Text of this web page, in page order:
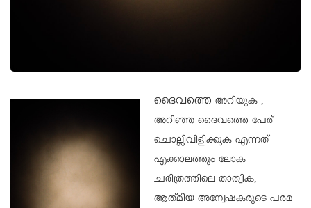
ദൈവത്തെ അറിയുക ,
അറിഞ്ഞ ദൈവത്തെ പേര്
ചൊല്ലിവിളിക്കുക എന്നത്
എക്കാലത്തും ലോക
ചരിത്രത്തിലെ താത്വിക,
ആത്‌മീയ അന്വേഷകരുടെ പരമ